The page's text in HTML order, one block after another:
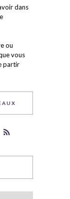
dans
ou
vous
partir